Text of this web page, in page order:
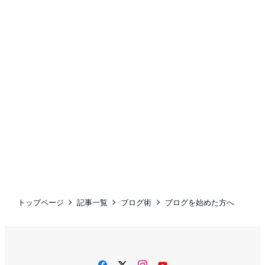
トップページ 記事一覧 ブログ術 ブログを始めた方へ